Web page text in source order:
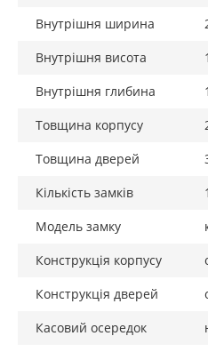
Внутрішня ширина
Внутрішня висота
Внутрішня глибина
Товщина корпусу
Товщина дверей
Кількість замків
Модель замку
Конструкція корпусу
Конструкція дверей
Касовий осередок